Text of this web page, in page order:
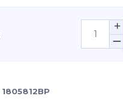
1805812BP